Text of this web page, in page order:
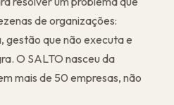
de organizações:
gestão que não executa e
O SALTO nasceu da
mais de 50 empresas, não